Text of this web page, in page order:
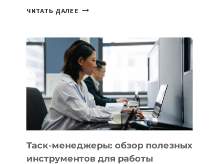
ЧИТАТЬ ДАЛЕЕ ИИ-
БИЗНЕСА:
КАКИЕ
3
ЗАДАЧИ
ЕМУ
МОЖНО
ПОРУЧИТЬ
УЖЕ
СЕГОДНЯ
Таск-менеджеры: обзор полезных
инструментов для работы